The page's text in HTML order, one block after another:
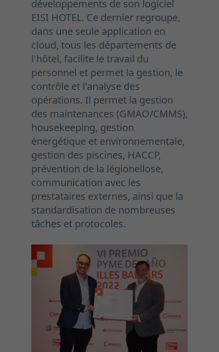
développements de son logiciel
EISI HOTEL. Ce dernier regroupe,
dans une seule application en
cloud, tous les départements de
l'hôtel, facilite le travail du
personnel et permet la gestion, le
contrôle et l'analyse des
opérations. Il permet la gestion
des maintenances (GMAO/CMMS),
housekeeping, gestion
énergétique et environnementale,
gestion des piscines, HACCP,
prévention de la légionellose,
communication avec les
prestataires externes, ainsi que la
standardisation de nombreuses
tâches et protocoles.